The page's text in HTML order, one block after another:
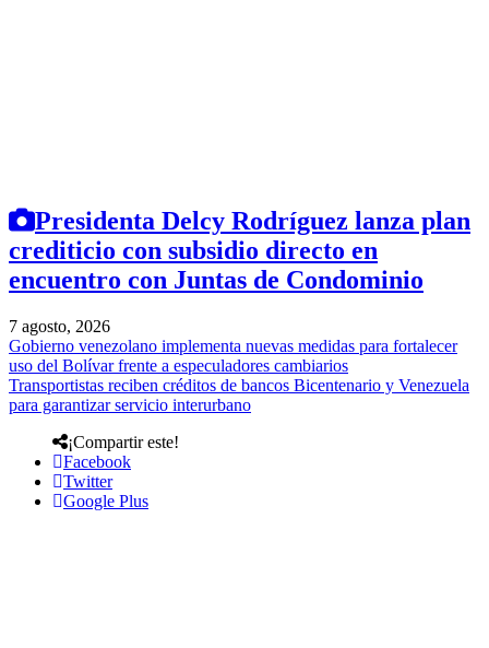
Presidenta Delcy Rodríguez lanza plan
crediticio con subsidio directo en
encuentro con Juntas de Condominio
7 agosto, 2026
Gobierno venezolano implementa nuevas medidas para fortalecer
uso del Bolívar frente a especuladores cambiarios
Transportistas reciben créditos de bancos Bicentenario y Venezuela
para garantizar servicio interurbano
¡Compartir este!
Facebook
Twitter
Google Plus